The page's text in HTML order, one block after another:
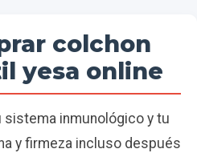
colchon
yesa online
inmunológico y tu
y firmeza incluso después